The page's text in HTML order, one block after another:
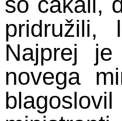
pridružili,
Najprej
novega